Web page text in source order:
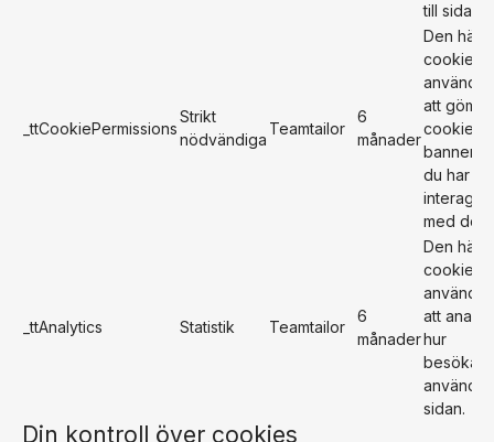
till sidan.
_ttCookiePermissions
Strikt
nödvändiga
Teamtailor
6
månader
Den här
cookien
används
att
cookie-
bannern
du har
med den.
_ttAnalytics Statistik Teamtailor
6
månader
Den här
cookien
används
att
hur
besökare
använder
sidan.
Din kontroll över cookies